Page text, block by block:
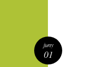
juny
01